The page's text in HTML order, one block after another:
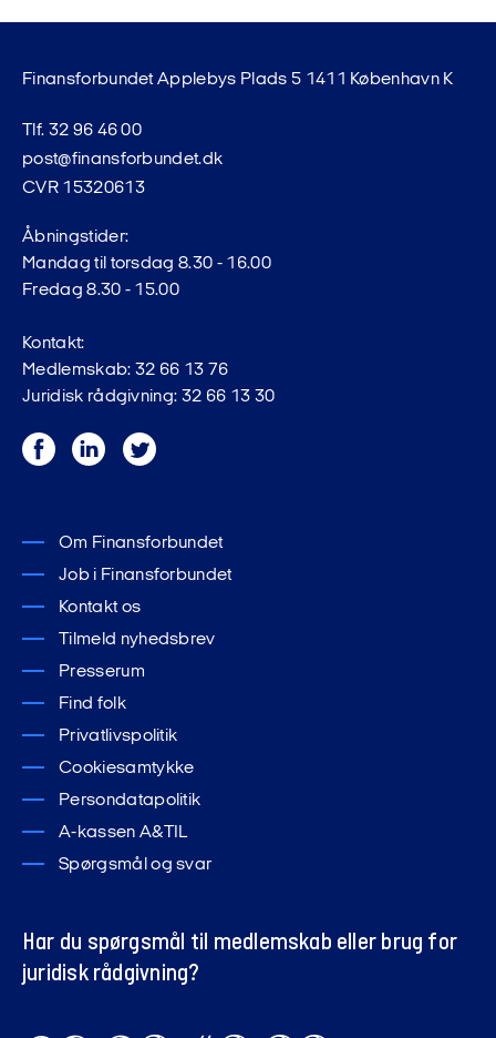
Finansforbundet Applebys Plads 5 1411 København K
Tlf. 32 96 46 00
post@finansforbundet.dk
CVR 15320613
Åbningstider:
Mandag til torsdag 8.30 - 16.00
Fredag 8.30 - 15.00
Kontakt:
Medlemskab: 32 66 13 76
Juridisk rådgivning: 32 66 13 30
FacebookLinkedInTwitter
Om Finansforbundet
Job i Finansforbundet
Kontakt os
Tilmeld nyhedsbrev
Presserum
Find folk
Privatlivspolitik
Cookiesamtykke
Persondatapolitik
A-kassen A&TIL
Spørgsmål og svar
Har du spørgsmål til medlemskab eller brug for
juridisk rådgivning?